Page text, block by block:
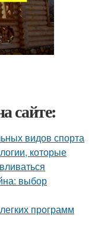
сайте:
видов спорта
которые
выбор
программ